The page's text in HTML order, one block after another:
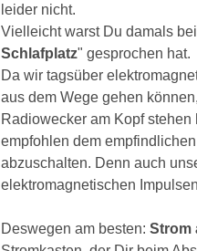
leider nicht.
Vielleicht warst Du damals
Schlafplatz" gesprochen hat.
Da wir tagsüber
aus dem Wege gehen
Radiowecker am Kopf
empfohlen dem
abzuschalten. Denn auch
elektromagnetischen
Deswegen am besten: Strom